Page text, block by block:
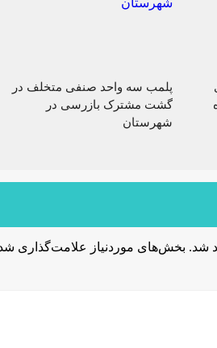
پلمب سه واحد صنفی متخلف در
گشت مشترک بازرسی در
شهرستان
شد. بخش‌های موردنیاز علامت‌گذاری